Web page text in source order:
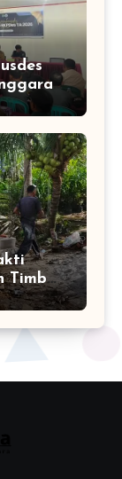
Timbun